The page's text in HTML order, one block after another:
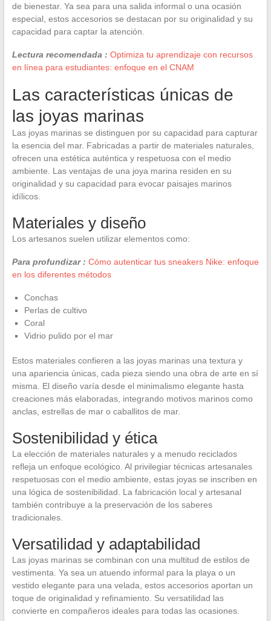
de bienestar. Ya sea para una salida informal o una ocasión
especial, estos accesorios se destacan por su originalidad y su
capacidad para captar la atención.
Lectura recomendada : Optimiza tu aprendizaje con recursos
en línea para estudiantes: enfoque en el CNAM
Las características únicas de
las joyas marinas
Las joyas marinas se distinguen por su capacidad para capturar
la esencia del mar. Fabricadas a partir de materiales naturales,
ofrecen una estética auténtica y respetuosa con el medio
ambiente. Las ventajas de una joya marina residen en su
originalidad y su capacidad para evocar paisajes marinos
idílicos.
Materiales y diseño
Los artesanos suelen utilizar elementos como:
Para profundizar : Cómo autenticar tus sneakers Nike: enfoque
en los diferentes métodos
Conchas
Perlas de cultivo
Coral
Vidrio pulido por el mar
Estos materiales confieren a las joyas marinas una textura y
una apariencia únicas, cada pieza siendo una obra de arte en sí
misma. El diseño varía desde el minimalismo elegante hasta
creaciones más elaboradas, integrando motivos marinos como
anclas, estrellas de mar o caballitos de mar.
Sostenibilidad y ética
La elección de materiales naturales y a menudo reciclados
refleja un enfoque ecológico. Al privilegiar técnicas artesanales
respetuosas con el medio ambiente, estas joyas se inscriben en
una lógica de sostenibilidad. La fabricación local y artesanal
también contribuye a la preservación de los saberes
tradicionales.
Versatilidad y adaptabilidad
Las joyas marinas se combinan con una multitud de estilos de
vestimenta. Ya sea un atuendo informal para la playa o un
vestido elegante para una velada, estos accesorios aportan un
toque de originalidad y refinamiento. Su versatilidad las
convierte en compañeros ideales para todas las ocasiones.